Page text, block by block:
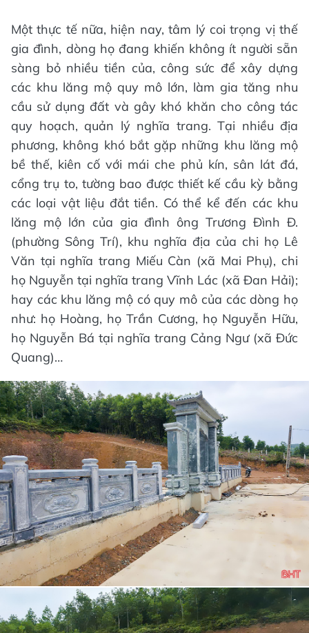
Một thực tế nữa, hiện nay, tâm lý coi trọng vị thế
gia đình, dòng họ đang khiến không ít người sẵn
sàng bỏ nhiều tiền của, công sức để xây dựng
các khu lăng mộ quy mô lớn, làm gia tăng nhu
cầu sử dụng đất và gây khó khăn cho công tác
quy hoạch, quản lý nghĩa trang. Tại nhiều địa
phương, không khó bắt gặp những khu lăng mộ
bề thế, kiên cố với mái che phủ kín, sân lát đá,
cổng trụ to, tường bao được thiết kế cầu kỳ bằng
các loại vật liệu đắt tiền. Có thể kể đến các khu
lăng mộ lớn của gia đình ông Trương Đình Đ.
(phường Sông Trí), khu nghĩa địa của chi họ Lê
Văn tại nghĩa trang Miếu Càn (xã Mai Phụ), chi
họ Nguyễn tại nghĩa trang Vĩnh Lác (xã Đan Hải);
hay các khu lăng mộ có quy mô của các dòng họ
như: họ Hoàng, họ Trần Cương, họ Nguyễn Hữu,
họ Nguyễn Bá tại nghĩa trang Cảng Ngư (xã Đức
Quang)…